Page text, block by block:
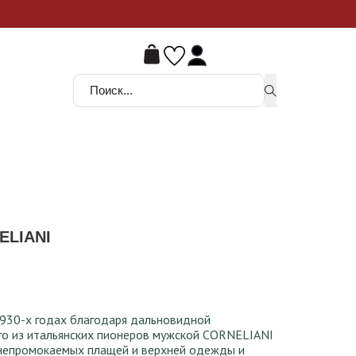
шанс
Поиск ...
х годах благодаря дальновидной
итальянских пионеров мужской CORNELIANI
плащей и верхней одежды и